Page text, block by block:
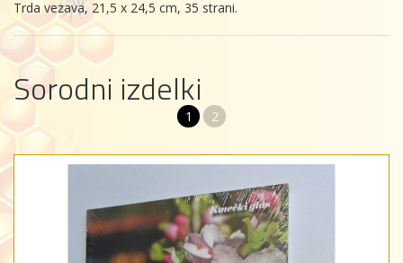
Trda vezava, 21,5 x 24,5 cm, 35 strani.
Sorodni izdelki
1 2